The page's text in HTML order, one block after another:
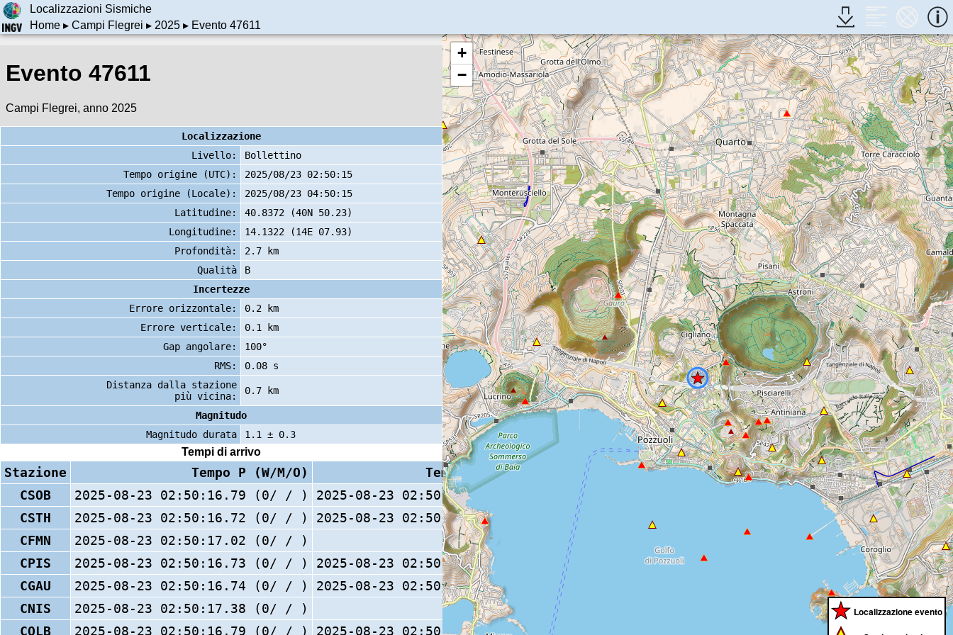
Localizzazioni Sismiche
Home▸ Campi Flegrei ▸ 2025▸ Evento 47611
Evento 47611
Campi Flegrei, anno 2025
Localizzazione
Livello:
Bollettino
Tempo origine (UTC):
2025/08/23 02:50:15
Tempo origine (Locale):
2025/08/23 04:50:15
Latitudine:
40.8372 (40N 50.23)
Longitudine:
14.1322 (14E 07.93)
Profondità:
2.7 km
Qualità
B
Incertezze
Errore orizzontale:
0.2 km
Errore verticale:
0.1 km
Gap angolare:
100°
RMS:
0.08 s
Distanza dalla stazione
più vicina:
0.7 km
Magnitudo
Magnitudo durata
1.1 ± 0.3
Tempi di arrivo
Stazione Tempo P (W/M/O) Tempo S (W/M/O)
CSOB
2025-08-23 02:50:16.79 (0/ / )
2025-08-23 02:50:17.6 (0/ / )
CSTH
2025-08-23 02:50:16.72 (0/ / ) 2025-08-23 02:50:17.6 (0/ / )
19 s
CFMN
2025-08-23 02:50:17.02 (0/ / )
CPIS
2025-08-23 02:50:16.73 (0/ / )
2025-08-23 02:50:17.6 (0/ / )
CGAU
2025-08-23 02:50:16.74 (0/ / )
2025-08-23 02:50:17.6 (0/ / )
CNIS
2025-08-23 02:50:17.38 (0/ / )
COLB
2025-08-23 02:50:16.79 (0/ / ) 2025-08-23 02:50:17.8 (0/ / )
+
−
Localizzazione evento